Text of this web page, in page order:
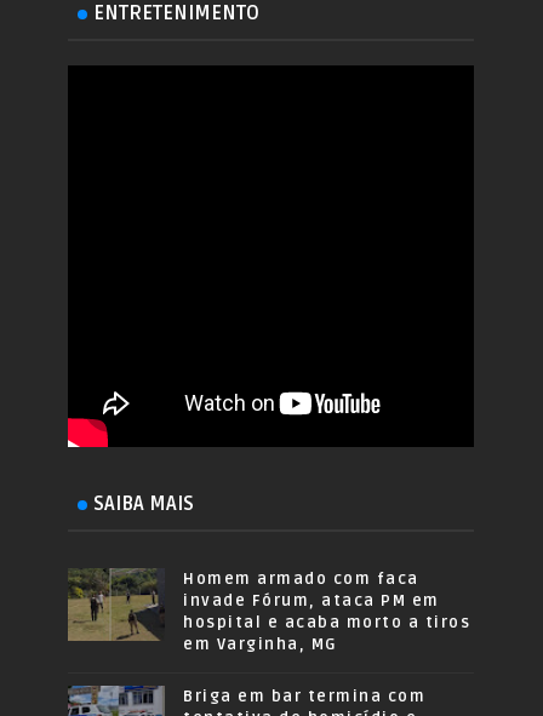
ENTRETENIMENTO
SAIBA MAIS
Homem armado com faca
invade Fórum, ataca PM em
hospital e acaba morto a tiros
em Varginha, MG
Briga em bar termina com